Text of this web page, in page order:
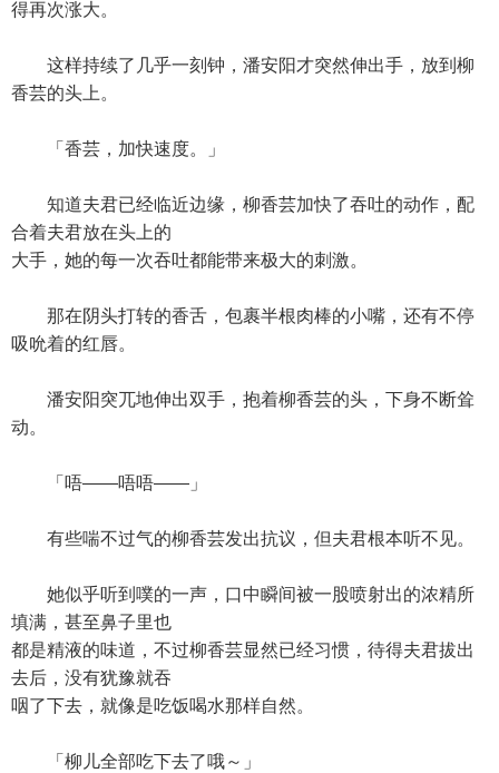
得再次涨大。
这样持续了几乎一刻钟，潘安阳才突然伸出手，放到柳
香芸的头上。
「香芸，加快速度。」
知道夫君已经临近边缘，柳香芸加快了吞吐的动作，配
合着夫君放在头上的
大手，她的每一次吞吐都能带来极大的刺激。
那在阴头打转的香舌，包裹半根肉棒的小嘴，还有不停
吸吮着的红唇。
潘安阳突兀地伸出双手，抱着柳香芸的头，下身不断耸
动。
「唔——唔唔——」
有些喘不过气的柳香芸发出抗议，但夫君根本听不见。
她似乎听到噗的一声，口中瞬间被一股喷射出的浓精所
填满，甚至鼻子里也
都是精液的味道，不过柳香芸显然已经习惯，待得夫君拔出
去后，没有犹豫就吞
咽了下去，就像是吃饭喝水那样自然。
「柳儿全部吃下去了哦～」